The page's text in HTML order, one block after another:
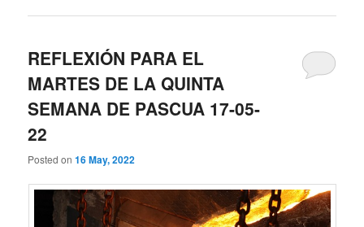
REFLEXIÓN PARA EL
MARTES DE LA QUINTA
SEMANA DE PASCUA 17-05-
22
Posted on16 May, 2022